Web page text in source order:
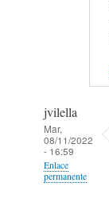
jvilella
Mar,
08/11/2022
- 16:59
Enlace
permanente